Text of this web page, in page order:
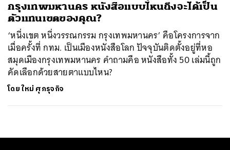
กรุงเทพมหานคร หนังสือแบบไหนถึงจะได้เป็น
ตัวแทนเขตของคุณ?
‘หนึ่งเขต หนึ่งวรรณกรรม กรุงเทพมหานคร’ คือโครงการจาก
เมื่อครั้งที่ กทม. เป็นเมืองหนังสือโลก ปัจจุบันติดตั้งอยู่ที่หอ
สมุดเมืองกรุงเทพมหานคร คำถามคือ หนังสือทั้ง 50 เล่มนี้ถูก
คัดเลือกด้วยสายตาแบบไหน?
โดยใหม่ ศุภรุจกิจ